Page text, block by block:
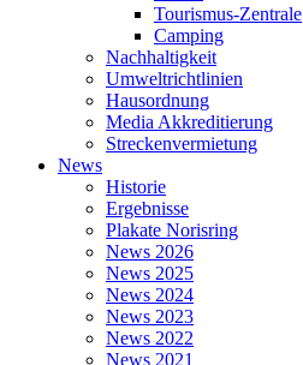
Tourismus-Zentrale
Camping
Nachhaltigkeit
Umweltrichtlinien
Hausordnung
Media Akkreditierung
Streckenvermietung
News
Historie
Ergebnisse
Plakate Norisring
News 2026
News 2025
News 2024
News 2023
News 2022
News 2021